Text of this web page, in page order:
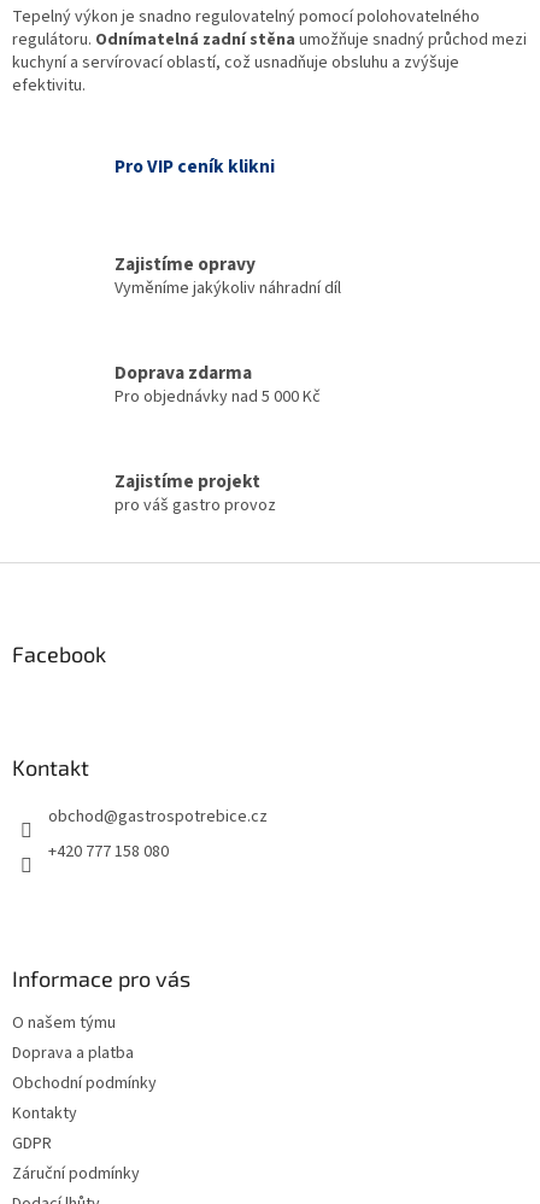
p
r
v
ý
p
Tepelný výkon je snadno regulovatelný pomocí polohovatelného
regulátoru. Odnímatelná zadní stěna umožňuje snadný průchod mezi
kuchyní a servírovací oblastí, což usnadňuje obsluhu a zvýšuje
efektivitu.
Pro VIP ceník klikni
Zajistíme opravy
Vyměníme jakýkoliv náhradní díl
Doprava zdarma
Pro objednávky nad 5 000 Kč
Zajistíme projekt
pro váš gastro provoz
Facebook
Kontakt
obchod@gastrospotrebice.cz
+420 777 158 080
Informace pro vás
O našem týmu
Doprava a platba
Obchodní podmínky
Kontakty
GDPR
Záruční podmínky